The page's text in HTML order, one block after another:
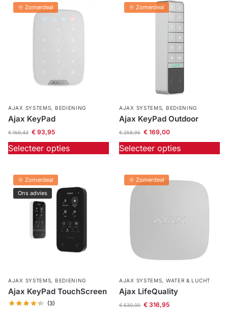
🌞 Zomerdeal
AJAX SYSTEMS, BEDIENING
Ajax KeyPad
€159,43 €93,95
Selecteer opties
🌞 Zomerdeal
AJAX SYSTEMS, BEDIENING
Ajax KeyPad Outdoor
€258,95 €169,00
Selecteer opties
🌞 Zomerdeal
Ons advies
AJAX SYSTEMS, BEDIENING
Ajax KeyPad TouchScreen
(3)
🌞 Zomerdeal
AJAX SYSTEMS, WATER & LUCHT
Ajax LifeQuality
€530,00 €316,95